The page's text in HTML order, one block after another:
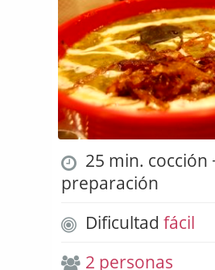
25 min. cocción
preparación
Dificultad fácil
2 personas